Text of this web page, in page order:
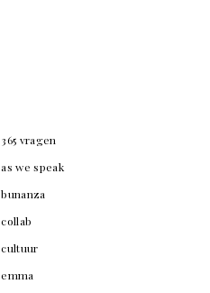
365 vragen
as we speak
bunanza
collab
cultuur
emma